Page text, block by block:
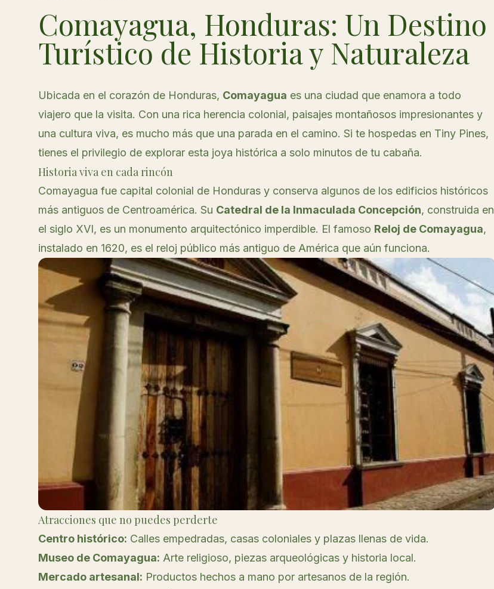
Comayagua, Honduras: Un Destino
Turístico de Historia y Naturaleza
Ubicada en el corazón de Honduras, Comayagua es una ciudad que enamora a todo
viajero que la visita. Con una rica herencia colonial, paisajes montañosos impresionantes y
una cultura viva, es mucho más que una parada en el camino. Si te hospedas en Tiny Pines,
tienes el privilegio de explorar esta joya histórica a solo minutos de tu cabaña.
Historia viva en cada rincón
Comayagua fue capital colonial de Honduras y conserva algunos de los edificios históricos
más antiguos de Centroamérica. Su Catedral de la Inmaculada Concepción, construida en
el siglo XVI, es un monumento arquitectónico imperdible. El famoso Reloj de Comayagua,
instalado en 1620, es el reloj público más antiguo de América que aún funciona.
Atracciones que no puedes perderte
Centro histórico: Calles empedradas, casas coloniales y plazas llenas de vida.
Museo de Comayagua: Arte religioso, piezas arqueológicas y historia local.
Mercado artesanal: Productos hechos a mano por artesanos de la región.